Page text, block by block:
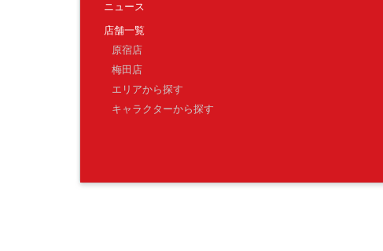
ニュース
店舗一覧
原宿店
梅田店
エリアから探す
キャラクターから探す